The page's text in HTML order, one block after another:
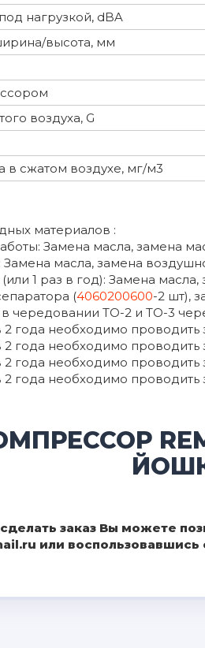
нагрузкой, dBA
высота, мм
воздуха, G
в сжатом воздухе, мг/м3
материалов :
Замена масла, замена
масла, замена
1 раз в год): Замена
(4060200600-2 шт),
чередовании ТО-2 и ТО-3
года необходимо проводить
года необходимо
года необходимо
года необходимо проводить
заказ Вы можете
или